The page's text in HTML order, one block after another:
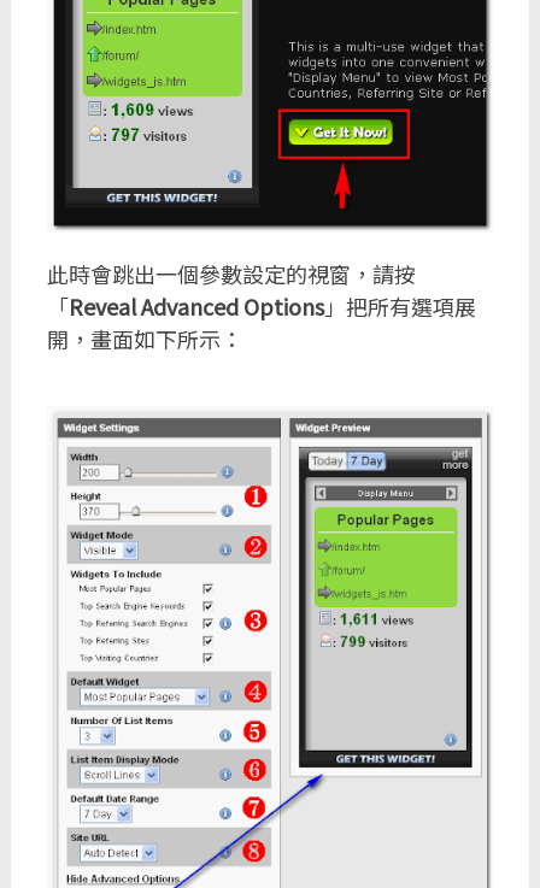
此時會跳出一個參數設定的視窗，請按
「Reveal Advanced Options」把所有選項展
開，畫面如下所示：